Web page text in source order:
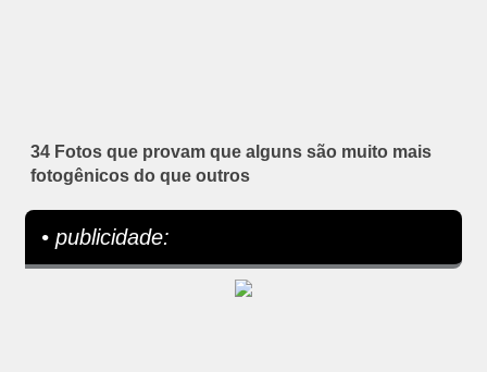
34 Fotos que provam que alguns são muito mais
fotogênicos do que outros
• publicidade: